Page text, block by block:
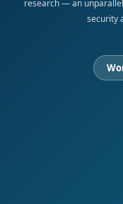
research — an
security